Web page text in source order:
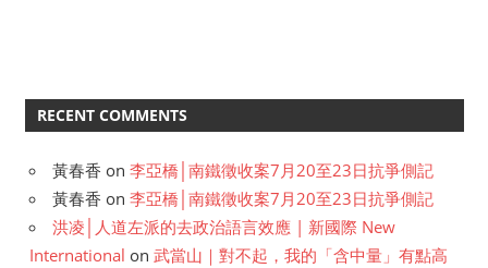
RECENT COMMENTS
黃春香 on 李亞橋│南鐵徵收案7月20至23日抗爭側記
黃春香 on 李亞橋│南鐵徵收案7月20至23日抗爭側記
洪凌│人道左派的去政治語言效應 | 新國際 New
International on 武當山｜對不起，我的「含中量」有點高